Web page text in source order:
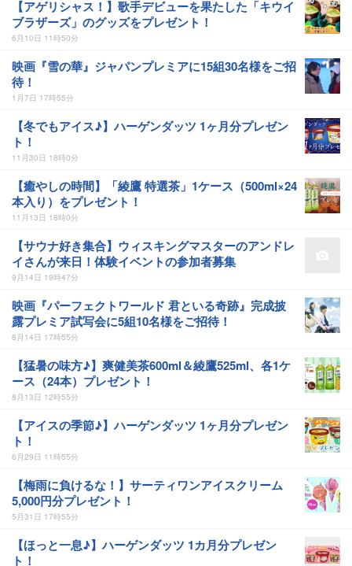
【アゲリシャス！】歌手デビューを果たした「キウイ
ブラザーズ」のグッズをプレゼント！
6月10日 11時50分
映画『雪の華』ジャパンプレミアに15組30名様をご招
待！
1月7日 17時55分
【冬でもアイス♪】ハーゲンダッツ 1ヶ月分プレゼン
ト！
11月30日 18時0分
【癒やしの時間】「綾鷹 特選茶」1ケース（500ml×24
本入り）をプレゼント！
11月13日 18時0分
【サウナ好き集合】ウィスキングマスターのアンドレ
イさんが来日！体験イベントの参加者募集
9月14日 19時47分
映画『パーフェクトワールド 君といる奇跡』完成披
露プレミア試写会に5組10名様をご招待！
8月14日 17時55分
【猛暑の味方♪】爽健美茶600ml＆綾鷹525ml、各1ケ
ース（24本）プレゼント！
8月13日 12時55分
【アイスの季節♪】ハーゲンダッツ 1ヶ月分プレゼン
ト！
6月29日 11時55分
【梅雨に負けるな！】サーティワンアイスクリーム
5,000円分プレゼント！
5月31日 17時55分
【ほっと一息♪】ハーゲンダッツ 1カ月分プレゼン
ト！